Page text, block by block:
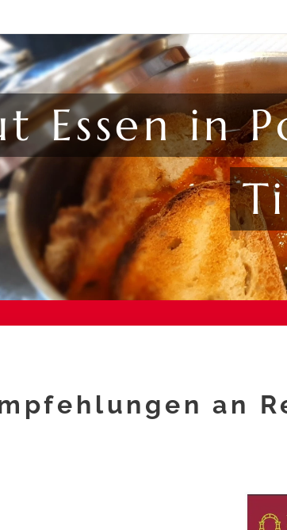
Essen in
an